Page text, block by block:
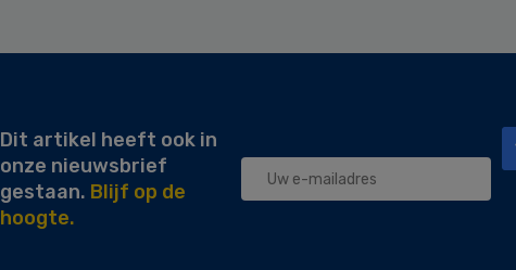
Dit artikel heeft ook in
onze nieuwsbrief
gestaan. Blijf op de
hoogte.